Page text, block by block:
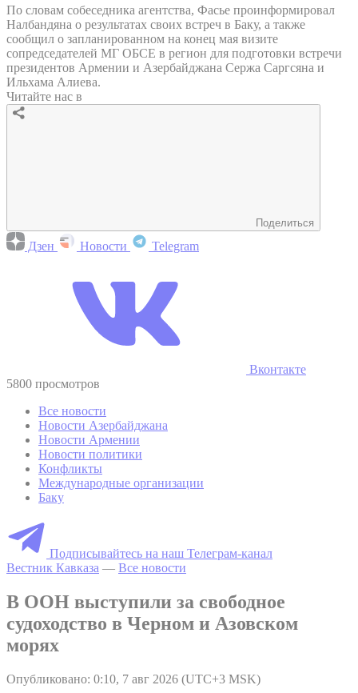
По словам собеседника агентства, Фасье проинформировал
Налбандяна о результатах своих встреч в Баку, а также
сообщил о запланированном на конец мая визите
сопредседателей МГ ОБСЕ в регион для подготовки встречи
президентов Армении и Азербайджана Сержа Саргсяна и
Ильхама Алиева.
Читайте нас в
Поделиться
Дзен Новости Telegram
Вконтакте
5800 просмотров
Все новости
Новости Азербайджана
Новости Армении
Новости политики
Конфликты
Международные организации
Баку
Подписывайтесь на наш Телеграм-канал
Вестник Кавказа — Все новости
В ООН выступили за свободное
судоходство в Черном и Азовском
морях
Опубликовано: 0:10, 7 авг 2026 (UTC+3 MSK)